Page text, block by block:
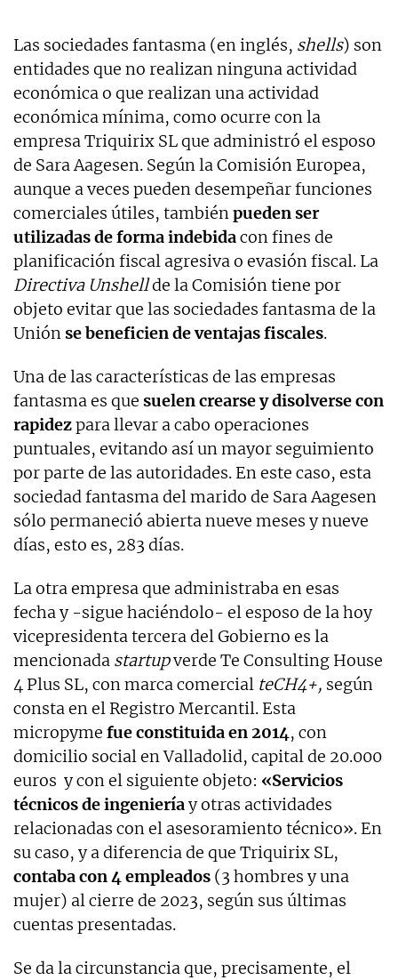
Las sociedades fantasma (en inglés, shells) son
entidades que no realizan ninguna actividad
económica o que realizan una actividad
económica mínima, como ocurre con la
empresa Triquirix SL que administró el esposo
de Sara Aagesen. Según la Comisión Europea,
aunque a veces pueden desempeñar funciones
comerciales útiles, tambiénpueden ser
utilizadas de forma indebidacon fines de
planificación fiscal agresiva o evasión fiscal. La
Directiva Unshellde la Comisión tiene por
objeto evitar que las sociedades fantasma de la
Uniónse beneficien de ventajas fiscales.
Una de las características de las empresas
fantasma es que suelen crearse y disolverse con
rapidezpara llevar a cabo operaciones
puntuales, evitando así un mayor seguimiento
por parte de las autoridades. En este caso, esta
sociedad fantasma del marido de Sara Aagesen
sólo permaneció abierta nueve meses y nueve
días, esto es, 283 días.
La otra empresa que administraba en esas
fecha y -sigue haciéndolo- el esposo de la hoy
vicepresidenta tercera del Gobierno es la
mencionada startupverde Te Consulting House
4 Plus SL, con marca comercial teCH4+, según
consta en el Registro Mercantil. Esta
micropyme fue constituida en 2014, con
domicilio social en Valladolid, capital de 20.000
euros y con el siguiente objeto: «Servicios
técnicos de ingenieríay otras actividades
relacionadas con el asesoramiento técnico». En
su caso, y a diferencia de que Triquirix SL,
contaba con 4 empleados (3 hombres y una
mujer) al cierre de 2023, según sus últimas
cuentas presentadas.
Se da la circunstancia que, precisamente, el